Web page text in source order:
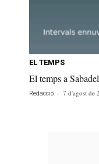
EL TEMPS
El temps a
Redacció - 7 d'agost de